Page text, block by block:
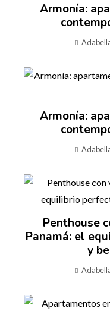
Armonía:
Armonía:
Penthouse
Panamá: el
y